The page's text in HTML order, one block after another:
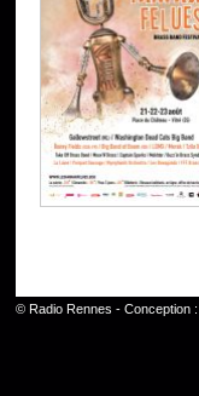
© Radio Rennes - Conception :